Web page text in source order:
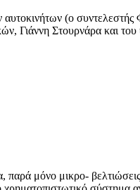
(ο συντελεστής
Γιάννη Στουρνάρα και του
παρά μόνο μικρο-